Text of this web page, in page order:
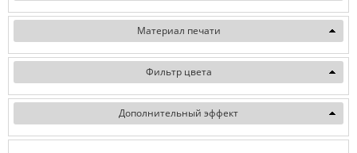
Материал печати
Фильтр цвета
Дополнительный эффект